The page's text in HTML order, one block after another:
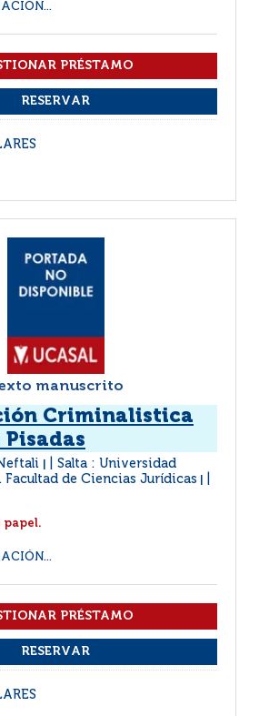
manuscrito
Criminalistica
Pisadas
Salta : Universidad
Facultad de Ciencias Jurídicas
papel.